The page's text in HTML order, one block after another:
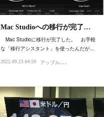
Mac Studioへの移行が完了…
Mac Studioに移行が完了した。 お手軽
な「移行アシスタント」を使ったんだが…
2022.09.23 04:59 ア
ップル・Mac・iPhone